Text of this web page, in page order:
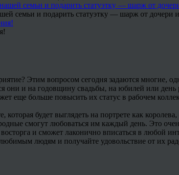
семьи и подарить статуэтку — шарж от дочери
Этим вопросом сегодня задаются многие,
они и на годовщину свадьбы, на юбилей или
еще больше повысить их статус в рабочем
будет выглядеть на портрете как
смогут любоваться им каждый день. Это
и сможет лаконично вписаться в любой
людям и получайте удовольствие от их